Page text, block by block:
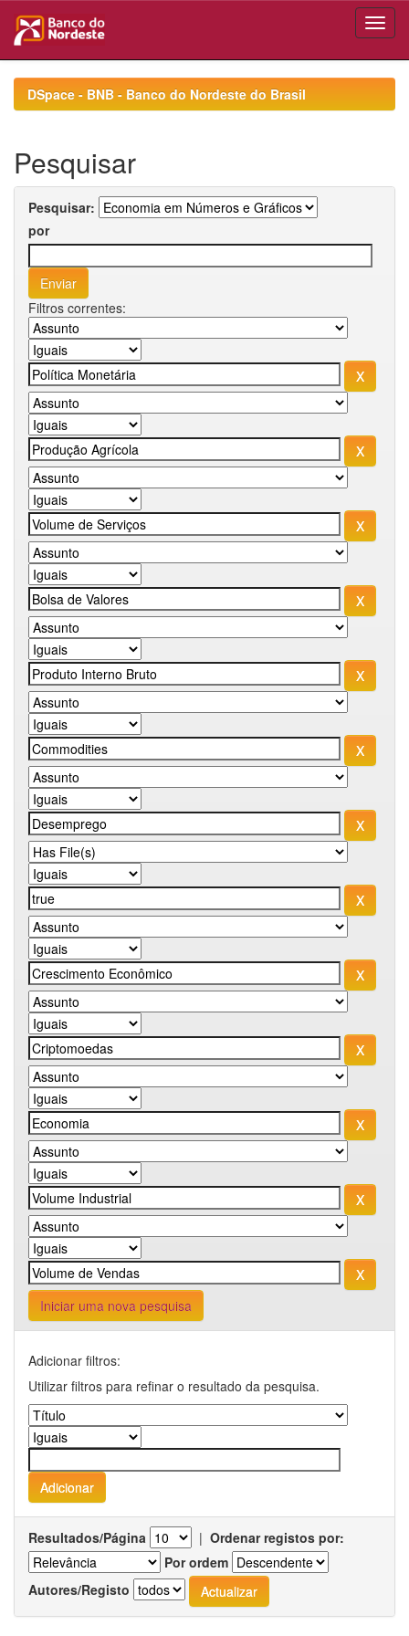
navigationDSpace - BNB - Banco do Nordeste do Brasil
Pesquisar
Pesquisar:
por
Filtros correntes:
Iniciar uma nova pesquisa
Adicionar filtros:
Utilizar filtros para refinar o resultado da pesquisa.
Resultados/Página | Ordenar registos por:
Por ordem
Autores/Registo